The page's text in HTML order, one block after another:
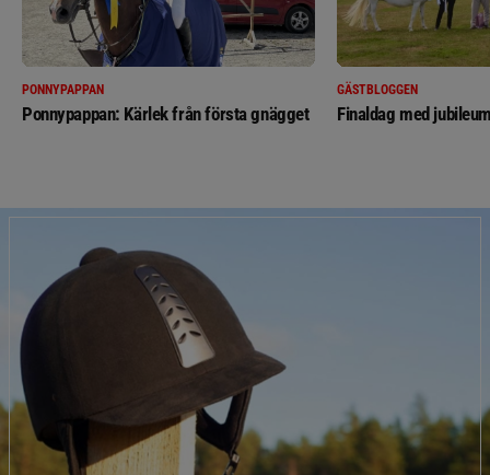
PONNYPAPPAN
Ponnypappan: Kärlek från första gnägget
GÄSTBLOGGEN
Finaldag med